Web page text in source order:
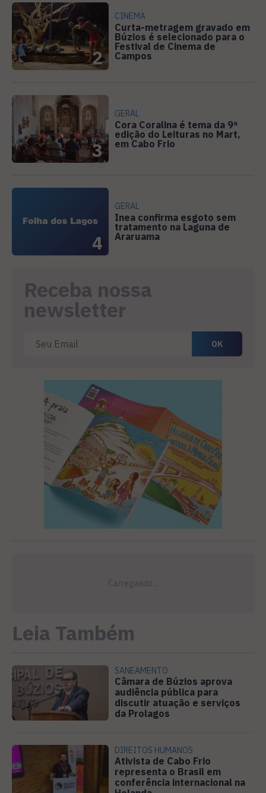
2
CINEMA
Curta-metragem gravado em
Búzios é selecionado para o
Festival de Cinema de
Campos
3
GERAL
Cora Coralina é tema da 9ª
edição do Leituras no Mart,
em Cabo Frio
4
GERAL
Inea confirma esgoto sem
tratamento na Laguna de
Araruama
Receba nossa
newsletter
Leia Também
SANEAMENTO
Câmara de Búzios aprova
audiência pública para
discutir atuação e serviços
da Prolagos
DIREITOS HUMANOS
Ativista de Cabo Frio
representa o Brasil em
conferência internacional na